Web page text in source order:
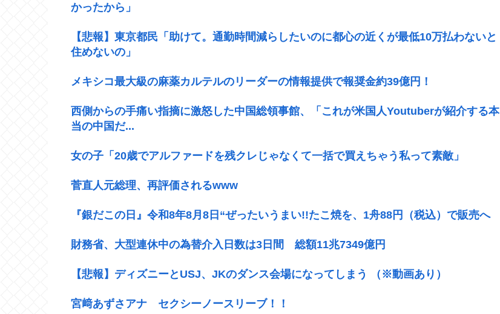
かったから」
【悲報】東京都民「助けて。通勤時間減らしたいのに都心の近くが最低10万払わないと
住めないの」
メキシコ最大級の麻薬カルテルのリーダーの情報提供で報奨金約39億円！
西側からの手痛い指摘に激怒した中国総領事館、「これが米国人Youtuberが紹介する本
当の中国だ...
女の子「20歳でアルファードを残クレじゃなくて一括で買えちゃう私って素敵」
菅直人元総理、再評価されるwww
『銀だこの日』令和8年8月8日“ぜったいうまい!!たこ焼を、1舟88円（税込）で販売へ
財務省、大型連休中の為替介入日数は3日間 総額11兆7349億円
【悲報】ディズニーとUSJ、JKのダンス会場になってしまう （※動画あり）
宮﨑あずさアナ セクシーノースリーブ！！